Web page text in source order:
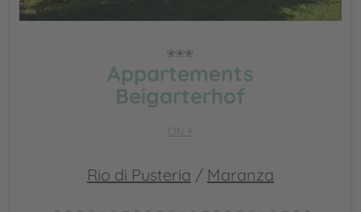
Appartements
Beigarterhof
CIN +
Rio di Pusteria / Maranza